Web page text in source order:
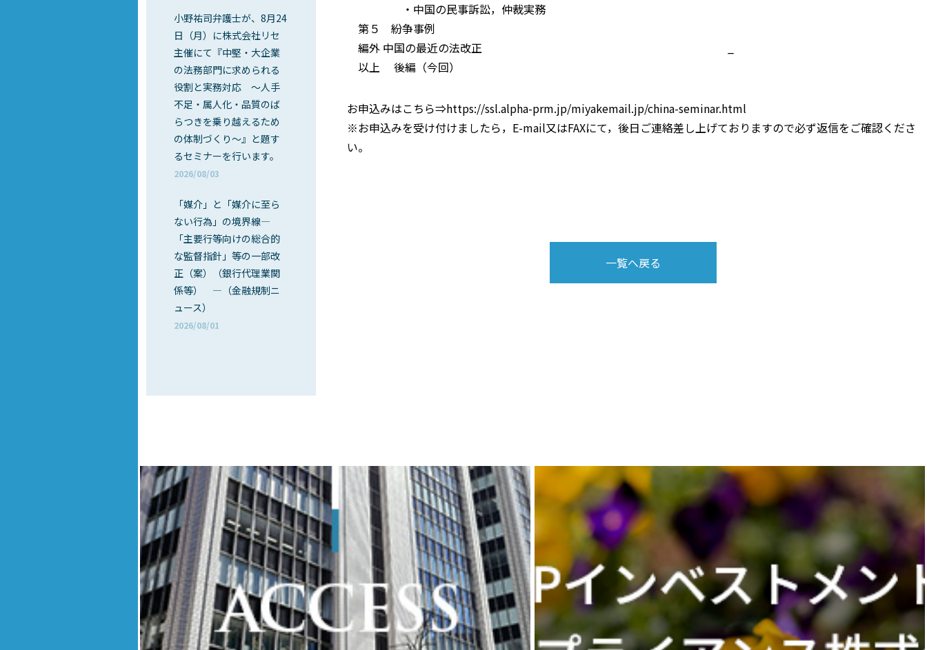
小野祐司弁護士が、8月24
日（月）に株式会社リセ
主催にて『中堅・大企業
の法務部門に求められる
役割と実務対応 ～人手
不足・属人化・品質のば
らつきを乗り越えるため
の体制づくり～』と題す
るセミナーを行います。
2026/08/03
「媒介」と「媒介に至ら
ない行為」の境界線―
「主要行等向けの総合的
な監督指針」等の一部改
正（案）（銀行代理業関
係等） ―（金融規制ニ
ュース）
2026/08/01
・中国の民事訴訟，仲裁実務
第５ 紛争事例
編外 中国の最近の法改正 _
以上 後編（今回）
お申込みはこちら⇒https://ssl.alpha-prm.jp/miyakemail.jp/china-seminar.html
※お申込みを受け付けましたら，E-mail又はFAXにて，後日ご連絡差し上げておりますので必ず返信をご確認くださ
い。
一覧へ戻る